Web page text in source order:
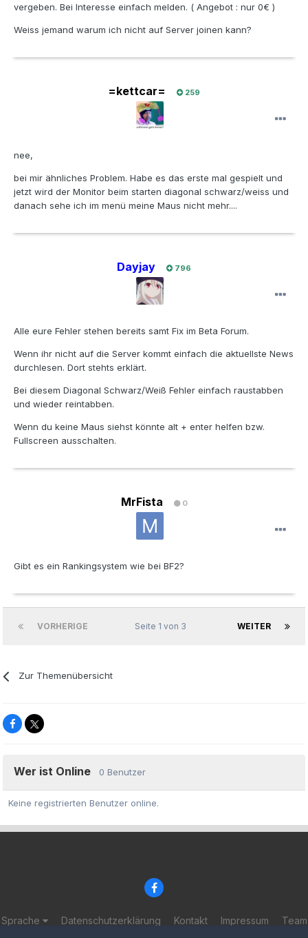
vergeben. Bei Interesse einfach melden. ( Angebot : nur 0€ )
Weiss jemand warum ich nicht auf Server joinen kann?
=kettcar= 259
nee,
bei mir ähnliches Problem. Habe es das erste mal gespielt und
jetzt wird der Monitor beim starten diagonal schwarz/weiss und
danach sehe ich im menü meine Maus nicht mehr....
Dayjay 796
Alle eure Fehler stehen bereits samt Fix im Beta Forum.
Wenn ihr nicht auf die Server kommt einfach die aktuellste News
durchlesen. Dort stehts erklärt.
Bei diesem Diagonal Schwarz/Weiß Fehler einfach raustabben
und wieder reintabben.
Wenn du keine Maus siehst könnte alt + enter helfen bzw.
Fullscreen ausschalten.
MrFista 0
Gibt es ein Rankingsystem wie bei BF2?
VORHERIGE WEITER
Seite 1 von 3
Zur Themenübersicht
Wer ist Online 0 Benutzer
Keine registrierten Benutzer online.
Sprache Datenschutzerklärung Kontakt Impressum Team